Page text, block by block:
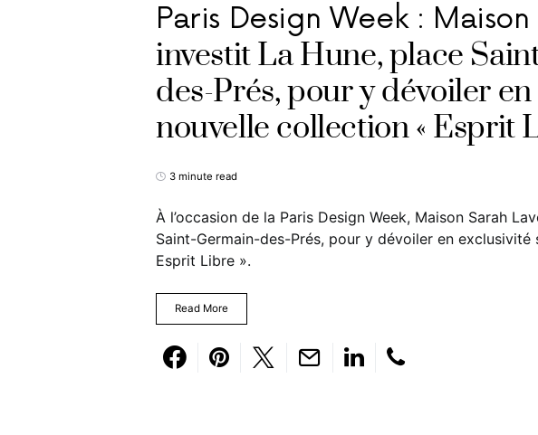
Paris Design Week :
investit La Hune, place
des-Prés, pour y dévoiler
nouvelle collection « Esprit
3 minute read
À l’occasion de la Paris Design Week, Maison Sarah
Saint-Germain-des-Prés, pour y dévoiler en exclusivité
Esprit Libre ».
Read More